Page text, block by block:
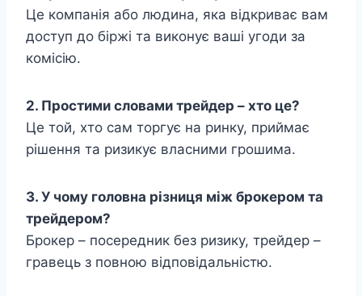
Це компанія або людина, яка відкриває вам
доступ до біржі та виконує ваші угоди за
комісію.
2. Простими словами трейдер – хто це?
Це той, хто сам торгує на ринку, приймає
рішення та ризикує власними грошима.
3. У чому головна різниця між брокером та
трейдером?
Брокер – посередник без ризику, трейдер –
гравець з повною відповідальністю.